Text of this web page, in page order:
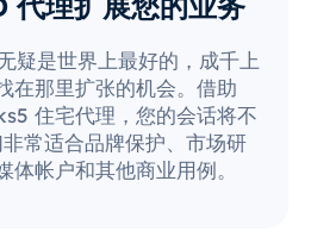
疑是世界上最好的，成千上
在那里扩张的机会。借助
住宅代理，您的会话将不
常适合品牌保护、市场研
体帐户和其他商业用例。